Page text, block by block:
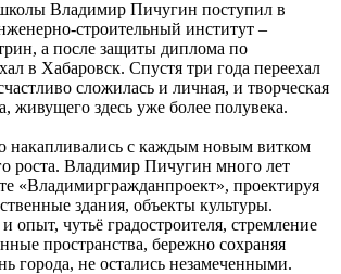
Владимир Пичугин поступил в
строительный институт –
а после защиты диплома по
в Хабаровск. Спустя три года переехал
сложилась и личная, и творческая
живущего здесь уже более полувека.
накапливались с каждым новым витком
роста. Владимир Пичугин много лет
«Владимиргражданпроект», проектируя
здания, объекты культуры.
опыт, чутьё градостроителя, стремление
пространства, бережно сохраняя
города, не остались незамеченными.